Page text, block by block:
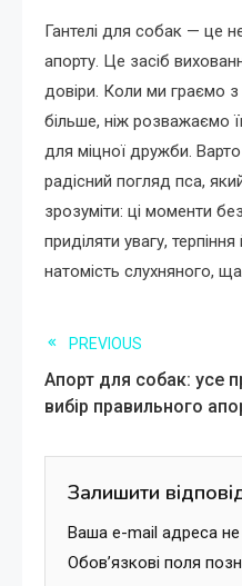
Гантелі для собак — це
апорту. Це засіб
довіри. Коли ми граємо
більше, ніж розважаємо
для міцної дружби.
радісний погляд пса,
зрозуміти: ці моменти
приділяти увагу,
натомість слухняного,
Read
more
articles
PREVIOUS
Апорт для собак: усе
вибір правильного
Залишити
Ваша e-mail адреса
Обов’язкові поля